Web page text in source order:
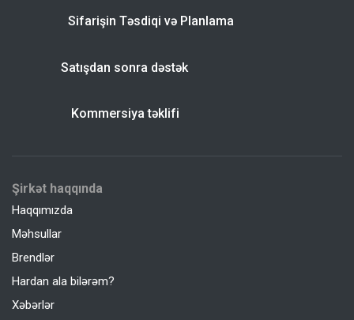
Sifarişin Təsdiqi və Planlama
Satışdan sonra dəstək
Kommersiya təklifi
Şirkət haqqında
Haqqımızda
Məhsullar
Brendlər
Hardan ala bilərəm?
Xəbərlər